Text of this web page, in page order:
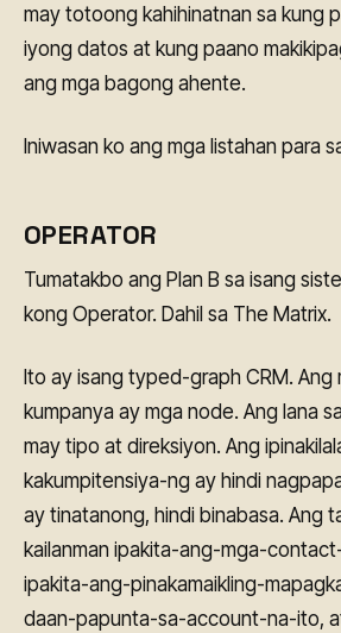
may totoong kahihinatnan sa kung
iyong datos at kung paano
ang mga bagong ahente.
Iniwasan ko ang mga listahan para
OPERATOR
Tumatakbo ang Plan B sa isang
kong Operator. Dahil sa The Matrix.
Ito ay isang typed-graph CRM.
kumpanya ay mga node. Ang lana
may tipo at direksiyon. Ang
kakumpitensiya-ng ay hindi
ay tinatanong, hindi binabasa. Ang
kailanman ipakita-ang-mga-
ipakita-ang-pinakamaikling-
daan-papunta-sa-account-na-ito,